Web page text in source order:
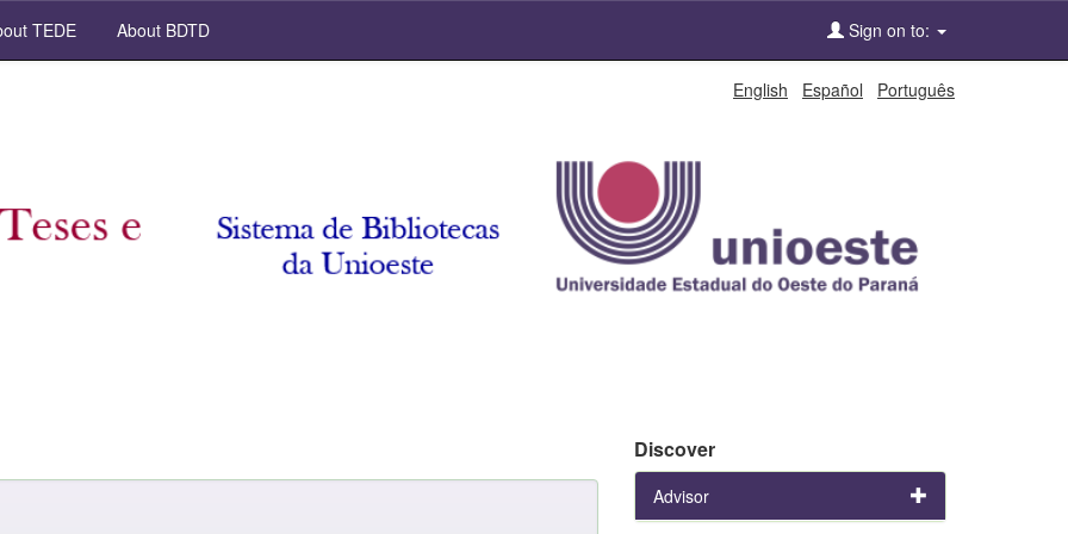
TEDE About BDTD Sign on to:
English Español Português
Discover
Advisor